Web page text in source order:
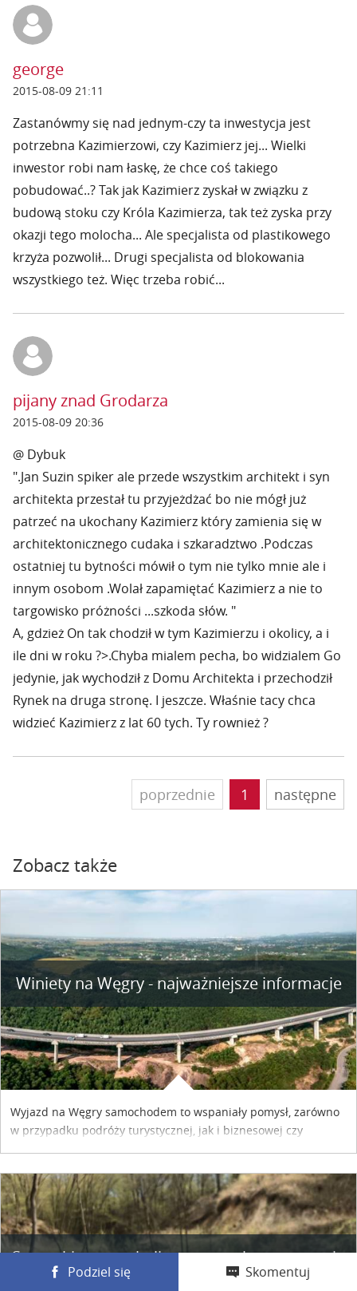
george
2015-08-09 21:11
Zastanówmy się nad jednym-czy ta inwestycja jest
potrzebna Kazimierzowi, czy Kazimierz jej... Wielki
inwestor robi nam łaskę, że chce coś takiego
pobudować..? Tak jak Kazimierz zyskał w związku z
budową stoku czy Króla Kazimierza, tak też zyska przy
okazji tego molocha... Ale specjalista od plastikowego
krzyża pozwolił... Drugi specjalista od blokowania
wszystkiego też. Więc trzeba robić...
pijany znad Grodarza
2015-08-09 20:36
@ Dybuk
".Jan Suzin spiker ale przede wszystkim architekt i syn
architekta przestał tu przyjeżdżać bo nie mógł już
patrzeć na ukochany Kazimierz który zamienia się w
architektonicznego cudaka i szkaradztwo .Podczas
ostatniej tu bytności mówił o tym nie tylko mnie ale i
innym osobom .Wolał zapamiętać Kazimierz a nie to
targowisko próżności ...szkoda słów. "
A, gdzież On tak chodził w tym Kazimierzu i okolicy, a i
ile dni w roku ?>.Chyba mialem pecha, bo widzialem Go
jedynie, jak wychodził z Domu Architekta i przechodził
Rynek na druga stronę. I jeszcze. Właśnie tacy chca
widzieć Kazimierz z lat 60 tych. Ty rownież ?
poprzednie 1 następne
Zobacz także
Winiety na Węgry - najważniejsze informacje
Wyjazd na Węgry samochodem to wspaniały pomysł, zarówno
w przypadku podróży turystycznej, jak i biznesowej czy
współpracy reklamowej z Hungary Vignette.
Spacerkiem po okolicy: uroczysko w wąwozie
Chojnackiego
Podziel się Skomentuj